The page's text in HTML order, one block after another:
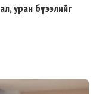
уран бүтээлийг